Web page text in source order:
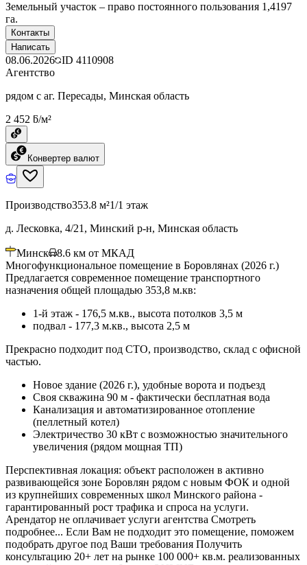
Земельный участок – право постоянного пользования 1,4197
га.
Контакты
Написать
08.06.2026 ID 4110908
Агентство
рядом с аг. Пересады, Минская область
2 452 ƃ/м²
Конвертер валют
Производство353.8 м²1/1 этаж
д. Лесковка, 4/21, Минский р-н, Минская область
Минск 8.6 км от МКАД
Многофункциональное помещение в Боровлянах (2026 г.)
Предлагается современное помещение транспортного
назначения общей площадью 353,8 м.кв:
1-й этаж - 176,5 м.кв., высота потолков 3,5 м
подвал - 177,3 м.кв., высота 2,5 м
Прекрасно подходит под СТО, производство, склад с офисной
частью.
Новое здание (2026 г.), удобные ворота и подъезд
Своя скважина 90 м - фактически бесплатная вода
Канализация и автоматизированное отопление
(пеллетный котел)
Электричество 30 кВт с возможностью значительного
увеличения (рядом мощная ТП)
Перспективная локация: объект расположен в активно
развивающейся зоне Боровлян рядом с новым ФОК и одной
из крупнейших современных школ Минского района -
гарантированный рост трафика и спроса на услуги.
Арендатор не оплачивает услуги агентства Смотреть
подробнее... Если Вам не подходит это помещение, поможем
подобрать другое под Ваши требования Получить
консультацию 20+ лет на рынке 100 000+ кв.м. реализованных